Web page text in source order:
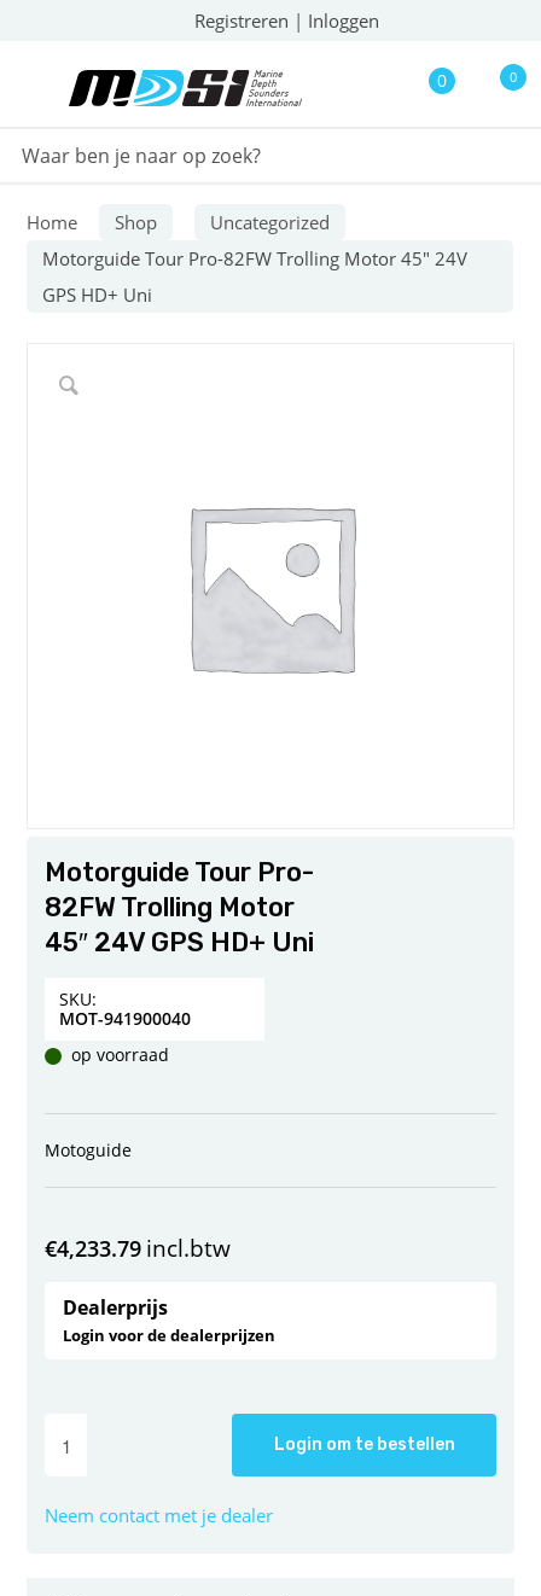
Registreren | Inloggen
0 0
Home Shop
Uncategorized
Motorguide Tour Pro-82FW Trolling Motor 45″ 24V
GPS HD+ Uni
Motorguide Tour Pro-
82FW Trolling Motor
45″ 24V GPS HD+ Uni
SKU:
MOT-941900040
op voorraad
Motoguide
€4,233.79 incl.btw
Dealerprijs
Login voor de dealerprijzen
Login om te bestellen
Neem contact met je dealer